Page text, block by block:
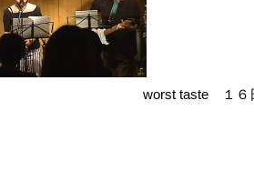
日 worst taste １６